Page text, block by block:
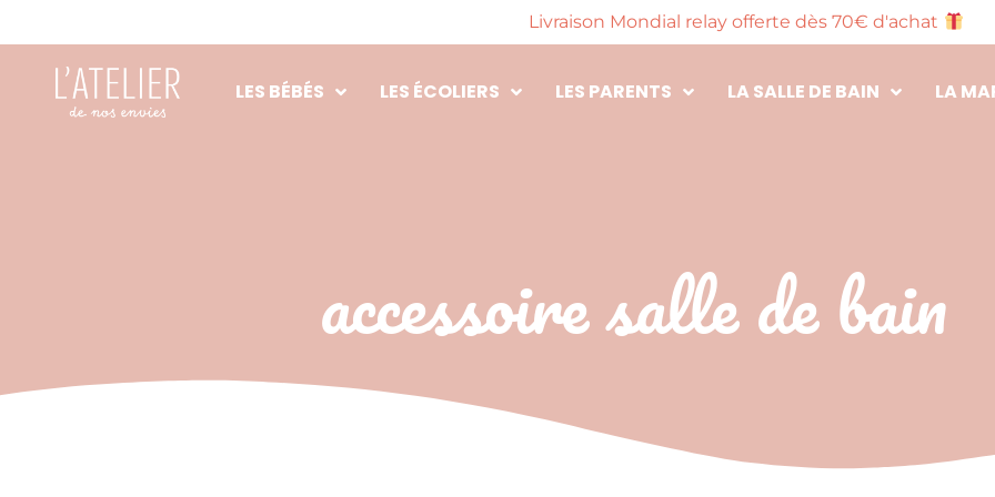
au
contenu
Livraison Mondial relay offerte dès 70€ d'achat
LES BÉBÉS LES ÉCOLIERS LES PARENTS LA SALLE DE BAIN LA
accessoire salle de bain